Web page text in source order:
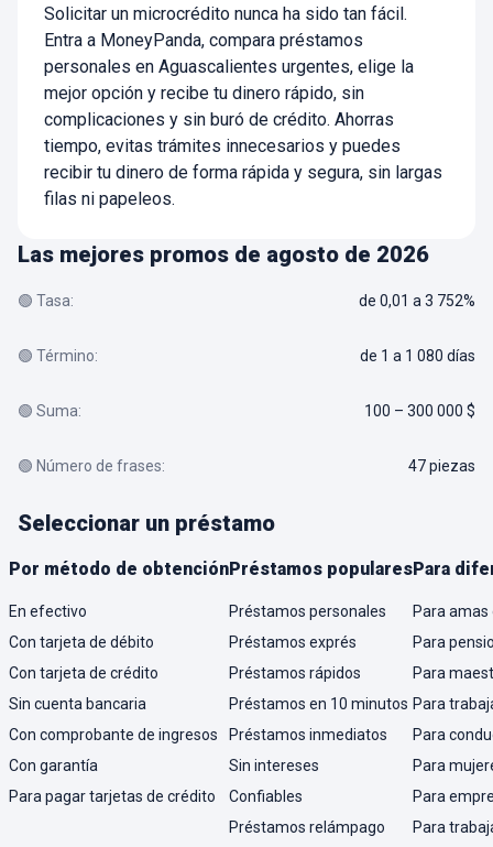
Solicitar un microcrédito nunca ha sido tan fácil.
Entra a MoneyPanda, compara préstamos
personales en Aguascalientes urgentes, elige la
mejor opción y recibe tu dinero rápido, sin
complicaciones y sin buró de crédito. Ahorras
tiempo, evitas trámites innecesarios y puedes
recibir tu dinero de forma rápida y segura, sin largas
filas ni papeleos.
Las mejores promos de agosto de 2026
🟢 Tasa: de 0,01 a 3 752%
🟢 Término: de 1 a 1 080 días
🟢 Suma: 100 – 300 000 $
🟢 Número de frases: 47 piezas
Seleccionar un préstamo
Por método de obtención
En efectivo
Con tarjeta de débito
Con tarjeta de crédito
Sin cuenta bancaria
Con comprobante de ingresos
Con garantía
Para pagar tarjetas de crédito
Préstamos populares
Préstamos personales
Préstamos exprés
Préstamos rápidos
Préstamos en 10 minutos
Préstamos inmediatos
Sin intereses
Confiables
Préstamos relámpago
Para
Para amas
Para
Para
Para
Para
Para
Para
Para